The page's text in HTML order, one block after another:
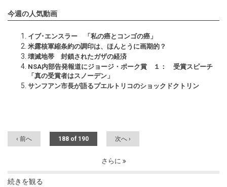
今週の人気動画
イブ･エンスラー 「私の癌とコンゴの癌」
米露核軍縮条約の調印は、ほんとうに画期的？
壊滅地帯 封鎖されたガザの経済
NSA内部告発報道にジョージ・ポーク賞 １： 受賞スピーチ
「真の受賞者はスノーデン」
サンフアン市長が語るプエルトリコのショックドクトリン
‹ 前へ 188 of 190 次へ ›
さらに
続きを観る